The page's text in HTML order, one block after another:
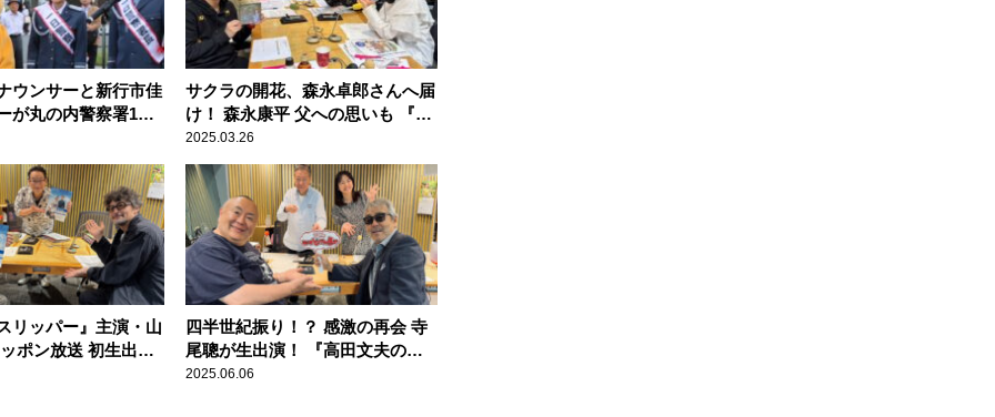
ウンサーと新行市佳
が丸の内警察署1日
皆さん一緒に頑張り
サクラの開花、森永卓郎さんへ届
け！ 森永康平 父への思いも 『垣
花正 あなたとハッピー！』
2025.03.26
リッパー』主演・山
ポン放送 初生出
四半世紀振り！？ 感激の再会 寺
尾聰が生出演！ 『高田文夫のラ
ジオビバリー昼ズ』
2025.06.06